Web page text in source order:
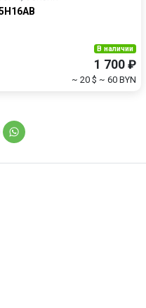
петля капота
ручка наружная
ручка наружная задняя правая
В наличии
1 700 ₽
~ 20 $ ~ 60 BYN